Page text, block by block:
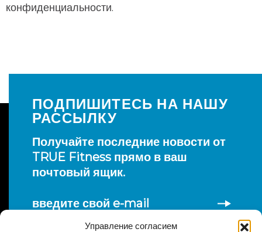
Управление согласием
конфиденциальности.
ПОДПИШИТЕСЬ НА НАШУ
РАССЫЛКУ
Получайте последние новости от
TRUE Fitness прямо в ваш
почтовый ящик.
введите свой e-mail